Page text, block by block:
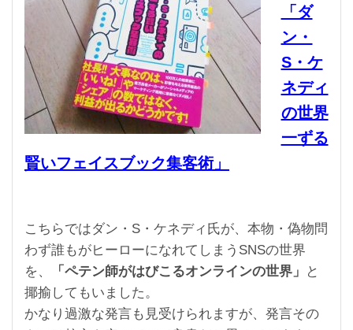
「ダ
ン・
S・ケ
ネディ
の世界
一ずる
賢いフェイスブック集客術」
こちらではダン・S・ケネディ氏が、本物・偽物問
わず誰もがヒーローになれてしまうSNSの世界
を、
「ペテン師がはびこるオンラインの世界」
と
揶揄してもいました。
かなり過激な発言も見受けられますが、発言その